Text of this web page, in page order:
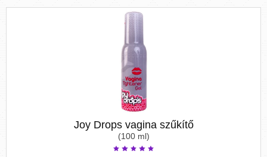
Joy Drops vagina szűkítő
(100 ml)